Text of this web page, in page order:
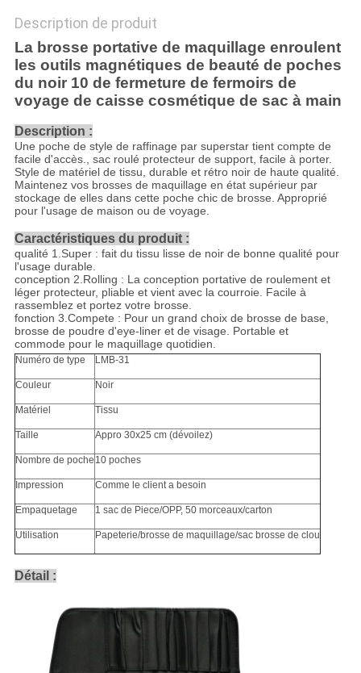
Description de produit
La brosse portative de maquillage enroulent
les outils magnétiques de beauté de poches
du noir 10 de fermeture de fermoirs de
voyage de caisse cosmétique de sac à main
Description :
Une poche de style de raffinage par superstar tient compte de
facile d'accès., sac roulé protecteur de support, facile à porter.
Style de matériel de tissu, durable et rétro noir de haute qualité.
Maintenez vos brosses de maquillage en état supérieur par
stockage de elles dans cette poche chic de brosse. Approprié
pour l'usage de maison ou de voyage.
Caractéristiques du produit :
qualité 1.Super : fait du tissu lisse de noir de bonne qualité pour
l'usage durable.
conception 2.Rolling : La conception portative de roulement et
léger protecteur, pliable et vient avec la courroie. Facile à
rassemblez et portez votre brosse.
fonction 3.Compete : Pour un grand choix de brosse de base,
brosse de poudre d'eye-liner et de visage. Portable et
commode pour le maquillage quotidien.
Numéro de type LMB-31
Couleur Noir
Matériel Tissu
Taille Appro 30x25 cm (dévoilez)
Nombre de poche 10 poches
Impression Comme le client a besoin
Empaquetage 1 sac de Piece/OPP, 50 morceaux/carton
Utilisation Papeterie/brosse de maquillage/sac brosse de clou
Détail :